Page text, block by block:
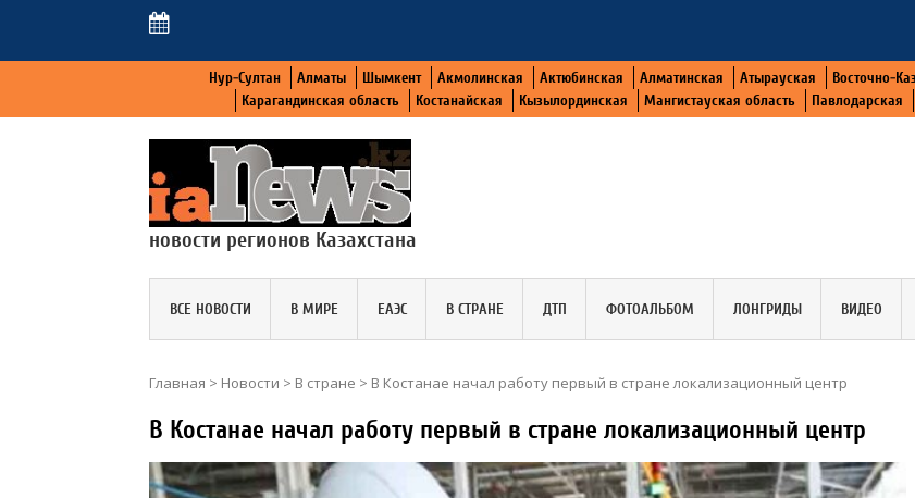
Нур-Султан Алматы Шымкент Акмолинская Актюбинская Алматинская Атырауская Восточно-
Карагандинская область
Костанайская Кызылординская Мангистауская область Павлодарская
новости регионов Казахстана
ВСЕ НОВОСТИ В МИРЕ ЕАЭС В СТРАНЕ ДТП ФОТОАЛЬБОМ ЛОНГРИДЫ ВИДЕО
Главная > Новости > В стране > В Костанае начал работу первый в стране локализационный центр
В Костанае начал работу первый в стране локализационный центр